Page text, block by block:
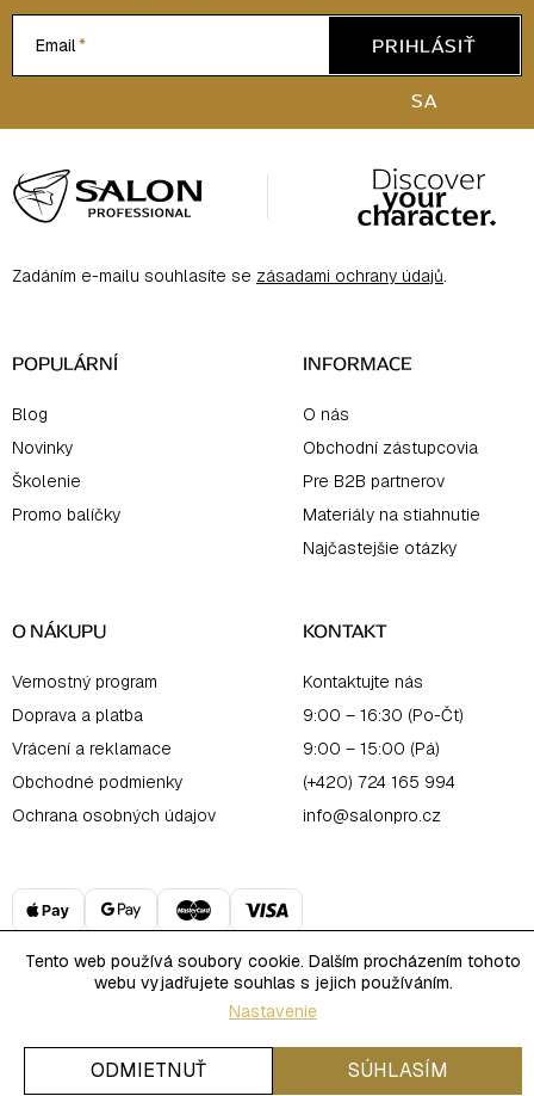
Tento web používá soubory cookie. Dalším procházením tohoto
webu vyjadřujete souhlas s jejich používáním.
Nastavenie
ODMIETNUŤ SÚHLASÍM
Email
PRIHLÁSIŤ
SA
á
p
e
Zadáním e-mailu souhlasíte se zásadami ochrany údajů.
POPULÁRNÍ
Blog
Novinky
Školenie
Promo balíčky
INFORMACE
O nás
Obchodní zástupcovia
Pre B2B partnerov
Materiály na stiahnutie
Najčastejšie otázky
O NÁKUPU
Vernostný program
Doprava a platba
Vrácení a reklamace
Obchodné podmienky
Ochrana osobných údajov
KONTAKT
Kontaktujte nás
9:00 – 16:30 (Po-Čt)
9:00 – 15:00 (Pá)
(+420) 724 165 994
info@salonpro.cz